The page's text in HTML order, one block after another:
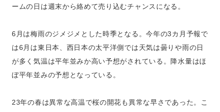
ームの日は週末から絡めて売り込むチャンスになる。
6月は梅雨のジメジメとした時季となる。今年の3カ月予報で
は6月は東日本、西日本の太平洋側では天気は曇りや雨の日
が多く気温は平年並みか高い予想がされている。降水量はほ
ぼ平年並みの予想となっている。
23年の春は異常な高温で桜の開花も異常な早さであった。こ